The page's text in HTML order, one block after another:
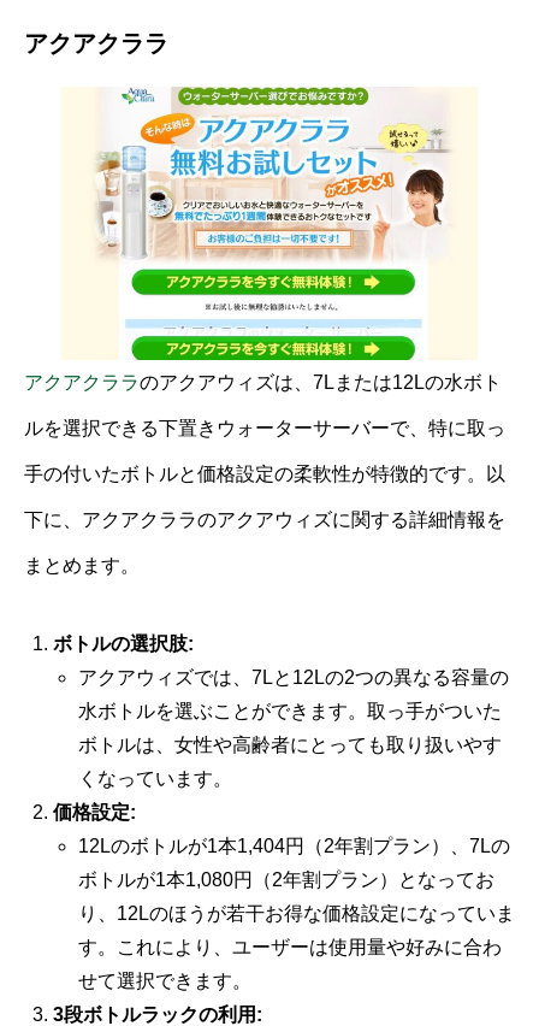
アクアクララ
アクアクララのアクアウィズは、7Lまたは12Lの水ボト
ルを選択できる下置きウォーターサーバーで、特に取っ
手の付いたボトルと価格設定の柔軟性が特徴的です。以
下に、アクアクララのアクアウィズに関する詳細情報を
まとめます。
ボトルの選択肢:
アクアウィズでは、7Lと12Lの2つの異なる容量の
水ボトルを選ぶことができます。取っ手がついた
ボトルは、女性や高齢者にとっても取り扱いやす
くなっています。
価格設定:
12Lのボトルが1本1,404円（2年割プラン）、7Lの
ボトルが1本1,080円（2年割プラン）となってお
り、12Lのほうが若干お得な価格設定になっていま
す。これにより、ユーザーは使用量や好みに合わ
せて選択できます。
3段ボトルラックの利用: